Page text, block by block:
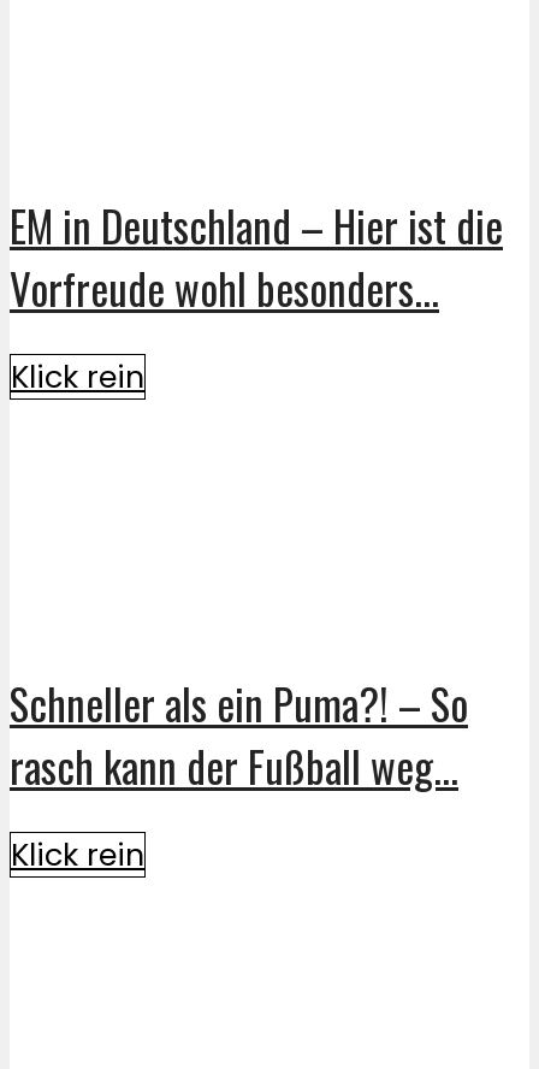
EM in Deutschland – Hier ist die
Vorfreude wohl besonders...
Klick rein
Schneller als ein Puma?! – So
rasch kann der Fußball weg...
Klick rein